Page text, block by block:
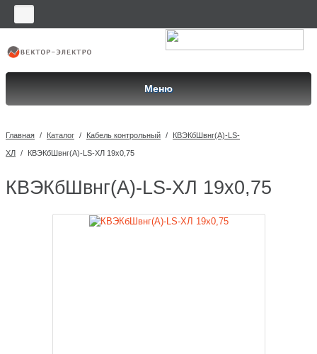
Меню
Главная / Каталог / Кабель контрольный / КВЭКбШвнг(A)-LS-
ХЛ / КВЭКбШвнг(A)-LS-ХЛ 19х0,75
КВЭКбШвнг(A)-LS-ХЛ 19х0,75